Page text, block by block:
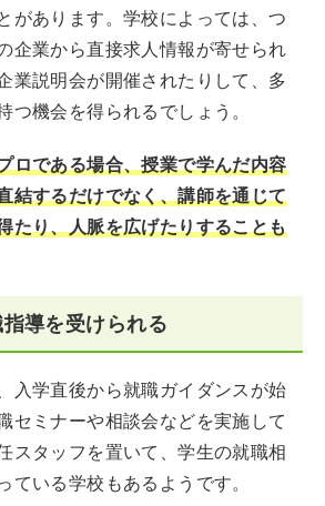
があります。学校によっては、つ
企業から直接求人情報が寄せられ
業説明会が開催されたりして、多
つ機会を得られるでしょう。
ロである場合、授業で学んだ内容
結するだけでなく、講師を通じて
たり、人脈を広げたりすることも
導を受けられる
入学直後から就職ガイダンスが始
セミナーや相談会などを実施して
スタッフを置いて、学生の就職相
ている学校もあるようです。